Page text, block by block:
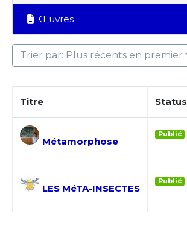
Œuvres
Trier par: Plus récents en premier
Titre Status
Métamorphose
Publié
LES MéTA-INSECTES
Publié